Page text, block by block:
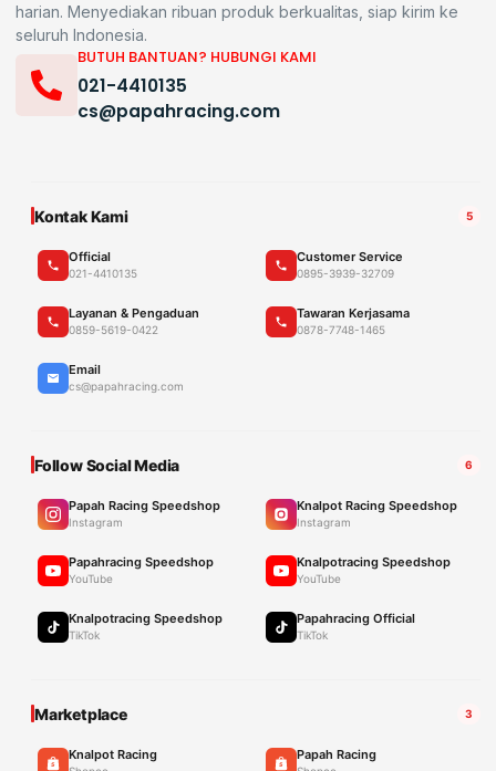
harian. Menyediakan ribuan produk berkualitas, siap kirim ke
seluruh Indonesia.
BUTUH BANTUAN? HUBUNGI KAMI
021-4410135
cs@papahracing.com
Kontak Kami 5
Official
021-4410135
Customer Service
0895-3939-32709
Layanan & Pengaduan
0859-5619-0422
Tawaran Kerjasama
0878-7748-1465
Email
cs@papahracing.com
Follow Social Media 6
Papah Racing Speedshop
Instagram
Knalpot Racing Speedshop
Instagram
Papahracing Speedshop
YouTube
Knalpotracing Speedshop
YouTube
Knalpotracing Speedshop
TikTok
Papahracing Official
TikTok
Marketplace 3
Knalpot Racing Papah Racing